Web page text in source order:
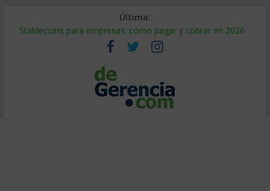
Última:
Stablecoins para empresas: cómo pagar y cobrar en 2026
Despido silencioso: qué es y por qué sale tan caro
IA en selección de personal: cómo auditarla a tiempo
Trabajo forzoso en la cadena de suministro: qué hacer
Mercado hispano de EE. UU.: cómo segmentarlo y venderle